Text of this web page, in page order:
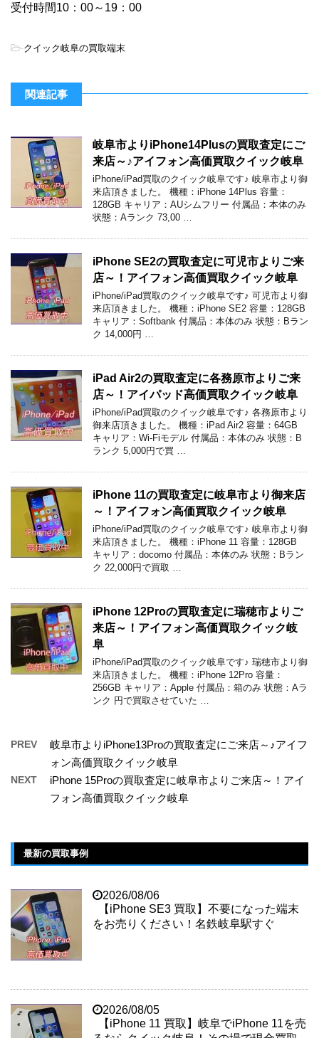
受付時間10：00～19：00
-クイック岐阜の買取端末
関連記事
岐阜市よりiPhone14Plusの買取査定にご
来店～♪アイフォン高価買取クイック岐阜
iPhone/iPad買取のクイック岐阜です♪ 岐阜市より御
来店頂きました。 機種：iPhone 14Plus 容量：
128GB キャリア：AUシムフリー 付属品：本体のみ
状態：Aランク 73,00 …
iPhone SE2の買取査定に可児市よりご来
店～！アイフォン高価買取クイック岐阜
iPhone/iPad買取のクイック岐阜です♪ 可児市より御
来店頂きました。 機種：iPhone SE2 容量：128GB
キャリア：Softbank 付属品：本体のみ 状態：Bラン
ク 14,000円 …
iPad Air2の買取査定に各務原市よりご来
店～！アイパッド高価買取クイック岐阜
iPhone/iPad買取のクイック岐阜です♪ 各務原市より
御来店頂きました。 機種：iPad Air2 容量：64GB
キャリア：Wi-Fiモデル 付属品：本体のみ 状態：B
ランク 5,000円で買 …
iPhone 11の買取査定に岐阜市より御来店
～！アイフォン高価買取クイック岐阜
iPhone/iPad買取のクイック岐阜です♪ 岐阜市より御
来店頂きました。 機種：iPhone 11 容量：128GB
キャリア：docomo 付属品：本体のみ 状態：Bラン
ク 22,000円で買取 …
iPhone 12Proの買取査定に瑞穂市よりご
来店～！アイフォン高価買取クイック岐
阜
iPhone/iPad買取のクイック岐阜です♪ 瑞穂市より御
来店頂きました。 機種：iPhone 12Pro 容量：
256GB キャリア：Apple 付属品：箱のみ 状態：Aラ
ンク 円で買取させていた …
PREV
岐阜市よりiPhone13Proの買取査定にご来店～♪アイフ
ォン高価買取クイック岐阜
NEXT
iPhone 15Proの買取査定に岐阜市よりご来店～！アイ
フォン高価買取クイック岐阜
最新の買取事例
2026/08/06
【iPhone SE3 買取】不要になった端末
をお売りください！名鉄岐阜駅すぐ
2026/08/05
【iPhone 11 買取】岐阜でiPhone 11を売